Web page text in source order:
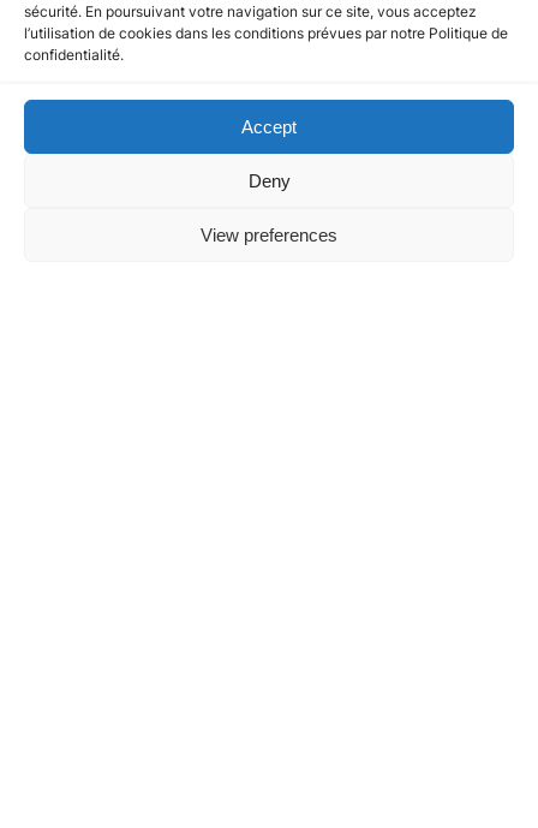
sécurité. En poursuivant votre navigation sur ce site, vous acceptez
l’utilisation de cookies dans les conditions prévues par notre Politique de
confidentialité.
Accept
Deny
View preferences